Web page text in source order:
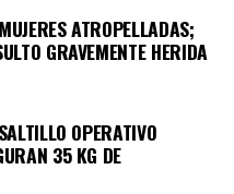
Josué Elí Garza
Autónoma de
subsecretario de
de la Secretaría de
y Nayely Janeth Mery
Fuente.
ATROPELLADAS;
GRAVEMENTE HERIDA
OPERATIVO
35 KG DE